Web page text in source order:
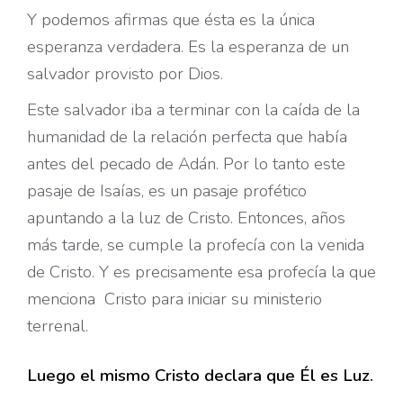
Y podemos afirmas que ésta es la única
esperanza verdadera. Es la esperanza de un
salvador provisto por Dios.
Este salvador iba a terminar con la caída de la
humanidad de la relación perfecta que había
antes del pecado de Adán. Por lo tanto este
pasaje de Isaías, es un pasaje profético
apuntando a la luz de Cristo. Entonces, años
más tarde, se cumple la profecía con la venida
de Cristo. Y es precisamente esa profecía la que
menciona Cristo para iniciar su ministerio
terrenal.
Luego el mismo Cristo declara que Él es Luz.